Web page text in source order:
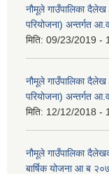
नौमूले गाउँपालिका
परियोजना) अन्तर्गत
मिति: 09/23/2019 -
नौमूले गाउँपालिका
परियोजना) अन्तर्गत
मिति: 12/12/2018 -
नौमूले गाउँपालिका
बार्षिक योजना आ ब